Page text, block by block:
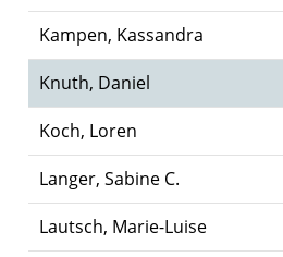
Kampen, Kassandra
Knuth, Daniel
Koch, Loren
Langer, Sabine C.
Lautsch, Marie-Luise